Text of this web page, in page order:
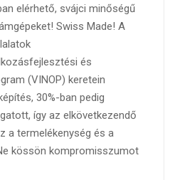
elérhető, svájci minőségű
Swiss Made! A
és
(VINOP) keretein
30%-ban pedig
így az elkövetkezendő
a termelékenység és a
kössön kompromisszumot